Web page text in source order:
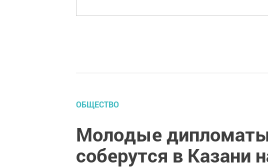
ОБЩЕСТВО
Молодые
соберутся в